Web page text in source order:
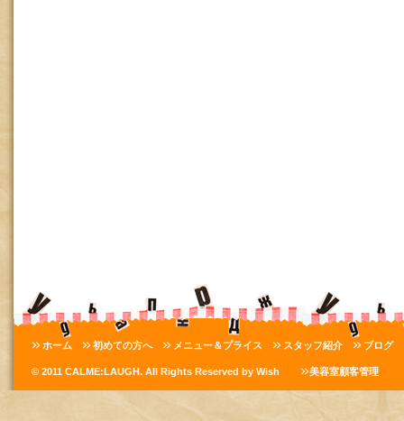
ホーム 初めての方へ メニュー＆プライス スタッフ紹介 ブログ
© 2011 CALME:LAUGH. All Rights Reserved by Wish 美容室顧客管理